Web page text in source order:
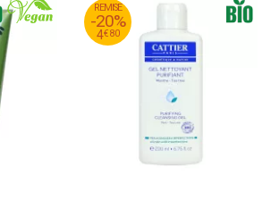
REMISE
-20%
4€80
5
€
99
4
€
80